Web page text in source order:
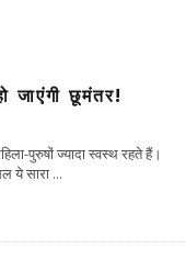
जाएंगी छूमंतर!
पुरुषों ज्यादा स्वस्थ रहते हैं।
ये सारा ...